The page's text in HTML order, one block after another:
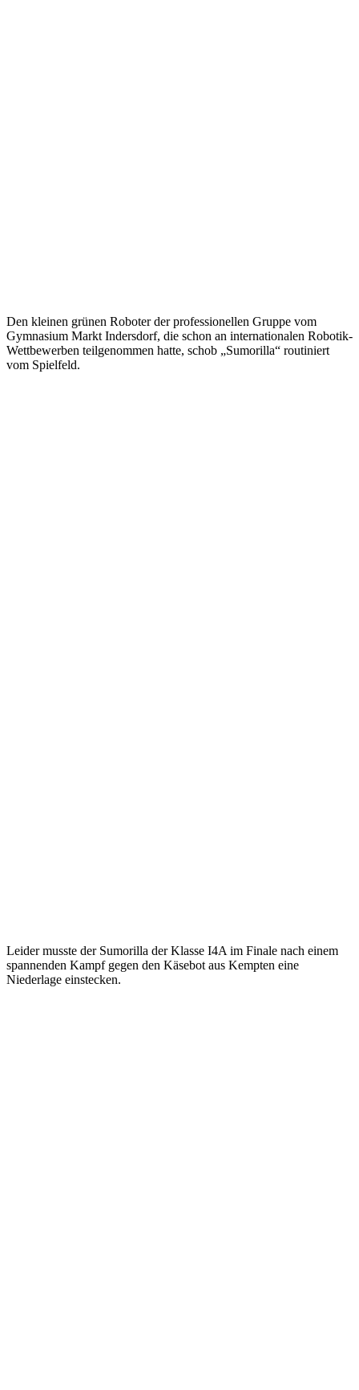
Den kleinen grünen Roboter der professionellen Gruppe vom
Gymnasium Markt Indersdorf, die schon an internationalen Robotik-
Wettbewerben teilgenommen hatte, schob „Sumorilla“ routiniert
vom Spielfeld.
Leider musste der Sumorilla der Klasse I4A im Finale nach einem
spannenden Kampf gegen den Käsebot aus Kempten eine
Niederlage einstecken.